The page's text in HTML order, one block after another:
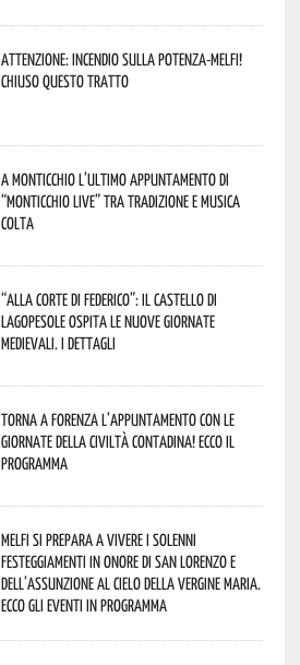
Attenzione: incendio sulla Potenza-Melfi!
Chiuso questo tratto
A Monticchio l’ultimo appuntamento di
“Monticchio Live” tra tradizione e musica
colta
“Alla corte di Federico”: il Castello di
Lagopesole ospita le nuove Giornate
Medievali. I dettagli
Torna a Forenza l’appuntamento con le
Giornate della Civiltà Contadina! Ecco il
programma
Melfi si prepara a vivere i solenni
festeggiamenti in onore di San Lorenzo e
dell’assunzione al cielo della Vergine Maria.
Ecco gli eventi in programma